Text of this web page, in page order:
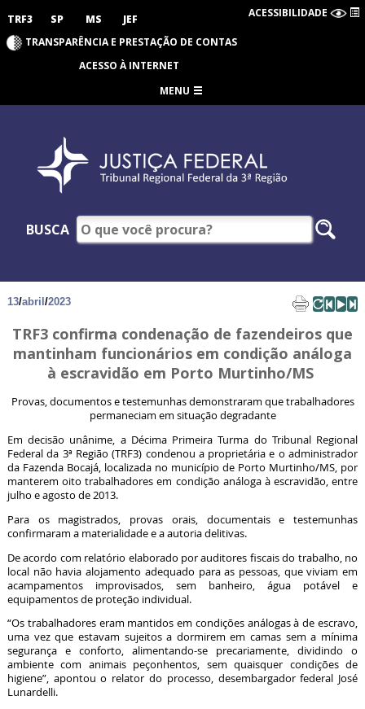
TRF3 SP MS JEF ACESSIBILIDADE
TRANSPARÊNCIA E PRESTAÇÃO DE CONTAS
ACESSO À INTERNET
MENU
BUSCA
13/abril /2023
TRF3 confirma condenação de fazendeiros que
mantinham funcionários em condição análoga
à escravidão em Porto Murtinho/MS
Provas, documentos e testemunhas demonstraram que trabalhadores
permaneciam em situação degradante
Em decisão unânime, a Décima Primeira Turma do Tribunal Regional
Federal da 3ª Região (TRF3) condenou a proprietária e o administrador
da Fazenda Bocajá, localizada no município de Porto Murtinho/MS, por
manterem oito trabalhadores em condição análoga à escravidão, entre
julho e agosto de 2013.
Para os magistrados, provas orais, documentais e testemunhas
confirmaram a materialidade e a autoria delitivas.
De acordo com relatório elaborado por auditores fiscais do trabalho, no
local não havia alojamento adequado para as pessoas, que viviam em
acampamentos improvisados, sem banheiro, água potável e
equipamentos de proteção individual.
“Os trabalhadores eram mantidos em condições análogas à de escravo,
uma vez que estavam sujeitos a dormirem em camas sem a mínima
segurança e conforto, alimentando-se precariamente, dividindo o
ambiente com animais peçonhentos, sem quaisquer condições de
higiene”, apontou o relator do processo, desembargador federal José
Lunardelli.